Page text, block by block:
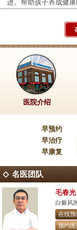
进。帮助孩子养成健
医院介绍
早预约
早治疗
早康复
名医团队
毛春光
白癜风
在线
预约